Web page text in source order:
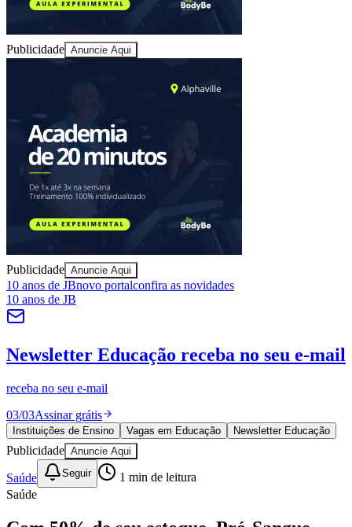
Sport
Publicidade Anuncie Aqui
Publicidade Anuncie Aqui